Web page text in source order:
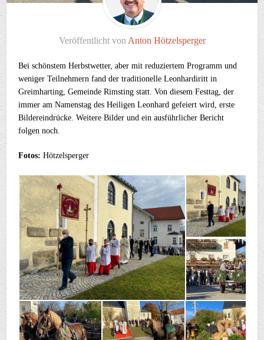
Veröffentlicht von Anton Hötzelsperger
Bei schönstem Herbstwetter, aber mit reduziertem Programm und
weniger Teilnehmern fand der traditionelle Leonhardiritt in
Greimharting, Gemeinde Rimsting statt. Von diesem Festtag, der
immer am Namenstag des Heiligen Leonhard gefeiert wird, erste
Bildereindrücke. Weitere Bilder und ein ausführlicher Bericht
folgen noch.
Fotos: Hötzelsperger